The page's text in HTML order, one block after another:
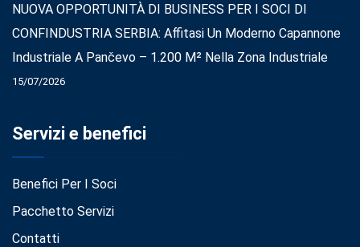
NUOVA OPPORTUNITÀ DI BUSINESS PER I SOCI DI
CONFINDUSTRIA SERBIA: Affitasi Un Moderno Capannone
Industriale A Pančevo – 1.200 M² Nella Zona Industriale
15/07/2026
Servizi e benefici
Benefici Per I Soci
Pacchetto Servizi
Contatti